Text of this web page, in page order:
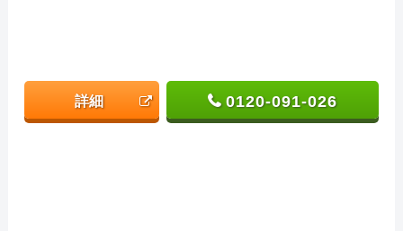
詳細 0120-091-026